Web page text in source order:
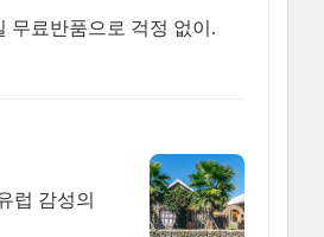
무료반품으로 걱정 없이.
럽 감성의